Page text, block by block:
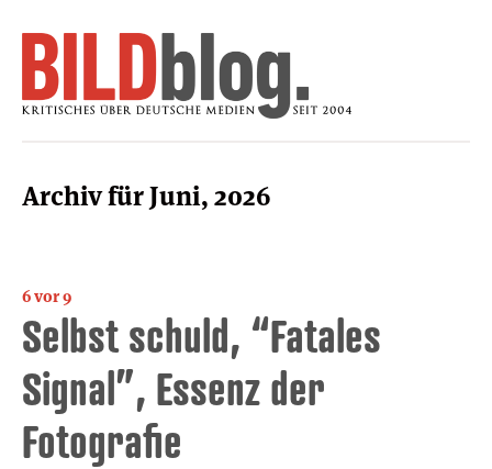
Archiv für Juni, 2026
6 vor 9
Selbst schuld, “Fatales
Signal”, Essenz der
Fotografie